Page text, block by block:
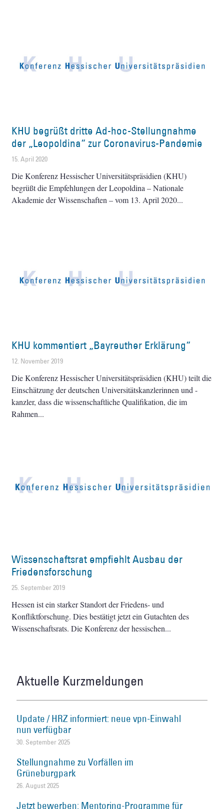
KHU begrüßt dritte Ad-hoc-Stellungnahme
der „Leopoldina“ zur Coronavirus-Pandemie
15. April 2020
Die Konferenz Hessischer Universitätspräsidien (KHU)
begrüßt die Empfehlungen der Leopoldina – Nationale
Akademie der Wissenschaften – vom 13. April 2020
KHU kommentiert „Bayreuther Erklärung“
12. November 2019
Die Konferenz Hessischer Universitätspräsidien (KHU) teilt die
Einschätzung der deutschen Universitätskanzlerinnen und -
kanzler, dass die wissenschaftliche Qualifikation, die im
Rahmen
Wissenschaftsrat empfiehlt Ausbau der
Friedensforschung
25. September 2019
Hessen ist ein starker Standort der Friedens- und
Konfliktforschung. Dies bestätigt jetzt ein Gutachten des
Wissenschaftsrats. Die Konferenz der hessischen
Aktuelle Kurzmeldungen
Update / HRZ informiert: neue vpn-Einwahl
nun verfügbar
30. September 2025
Stellungnahme zu Vorfällen im
Grüneburgpark
26. August 2025
Jetzt bewerben: Mentoring-Programme für